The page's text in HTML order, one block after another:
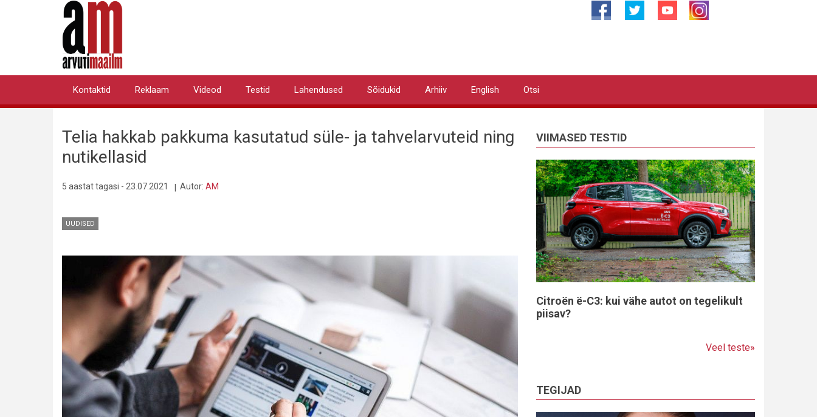
Primary
Kontaktid Reklaam Videod Testid Lahendused Sõidukid Arhiiv English Otsi
Telia hakkab pakkuma kasutatud süle- ja tahvelarvuteid ning
nutikellasid
5 aastat tagasi - 23.07.2021 Autor: AM
UUDISED
VIIMASED TESTID
Citroën ë-C3: kui vähe autot on tegelikult
piisav?
Veel teste»
TEGIJAD